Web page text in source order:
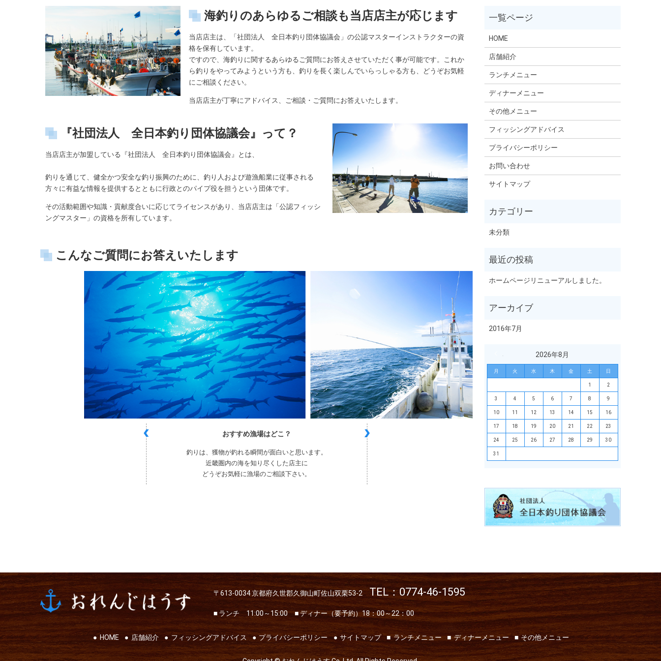
海釣りのあらゆるご相談も当店店主が応じます
当店店主は、「社団法人 全日本釣り団体協議会」の公認マスターインストラクターの資
格を保有しています。
ですので、海釣りに関するあらゆるご質問にお答えさせていただく事が可能です。これか
ら釣りをやってみようという方も、釣りを長く楽しんでいらっしゃる方も、どうぞお気軽
にご相談ください。
当店店主が丁寧にアドバイス、ご相談・ご質問にお答えいたします。
『社団法人 全日本釣り団体協議会』って？
当店店主が加盟している『社団法人 全日本釣り団体協議会』とは、
釣りを通じて、健全かつ安全な釣り振興のために、釣り人および遊漁船業に従事される
方々に有益な情報を提供するとともに行政とのパイプ役を担うという団体です。
その活動範囲や知識・貢献度合いに応じてライセンスがあり、当店店主は「公認フィッシ
ングマスター」の資格を所有しています。
こんなご質問にお答えいたします
おすすめ漁場はどこ？
釣りは、獲物が釣れる瞬間が面白いと思います。
近畿圏内の海を知り尽くした店主に
どうぞお気軽に漁場のご相談下さい。
HOME
店舗紹介
ランチメニュー
ディナーメニュー
その他メニュー
フィッシングアドバイス
プライバシーポリシー
お問い合わせ
サイトマップ
未分類
ホームページリニューアルしました。
2016年7月
2026年8月
月 火 水 木 金 土 日
1 2
3 4 5 6 7 8 9
10 11 12 13 14 15 16
17 18 19 20 21 22 23
24 25 26 27 28 29 30
31
〒613-0034京都府久世郡久御山町佐山双栗53-2 TEL：0774-46-1595
■ ランチ 11:00～15:00■ ディナー（要予約）18：00～22：00
HOME 店舗紹介 フィッシングアドバイス プライバシーポリシー サイトマップ ランチメニュー ディナーメニュー その他メニュー